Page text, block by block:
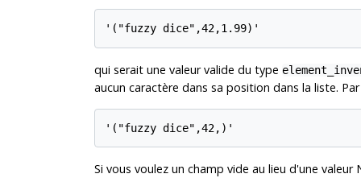
'("fuzzy dice",42,1.99)'
qui serait une valeur valide du type
aucun caractère dans sa position dans la liste.
'("fuzzy dice",42,)'
Si vous voulez un champ vide au lieu d'une valeur